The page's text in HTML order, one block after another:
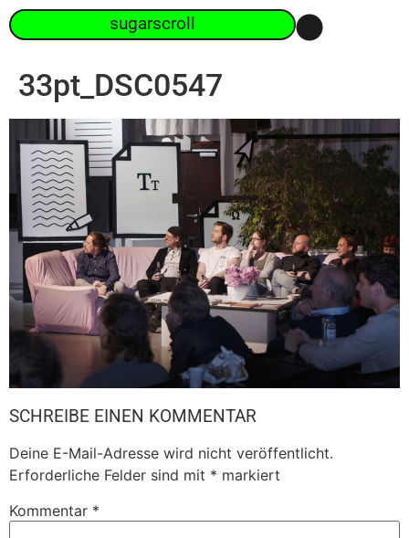
sugarscroll
33pt_DSC0547
SCHREIBE EINEN KOMMENTAR
Deine E-Mail-Adresse wird nicht veröffentlicht.
Erforderliche Felder sind mit * markiert
Kommentar *